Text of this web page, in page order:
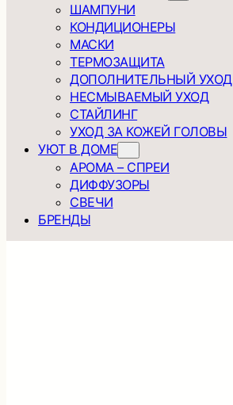
ШАМПУНИ
КОНДИЦИОНЕРЫ
МАСКИ
ТЕРМОЗАЩИТА
ДОПОЛНИТЕЛЬНЫЙ УХОД
НЕСМЫВАЕМЫЙ УХОД
СТАЙЛИНГ
УХОД ЗА КОЖЕЙ ГОЛОВЫ
УЮТ В ДОМЕ
АРОМА – СПРЕИ
ДИФФУЗОРЫ
СВЕЧИ
БРЕНДЫ